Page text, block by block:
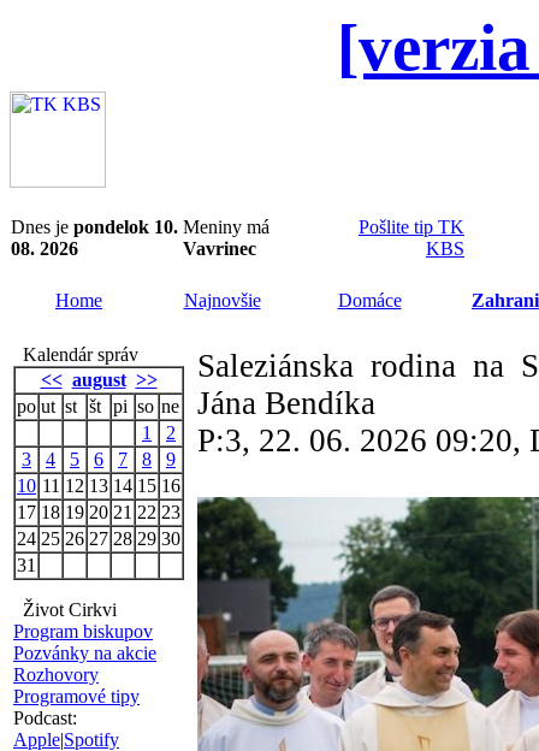
Dnes je pondelok 10.
08. 2026
Meniny má
Vavrinec
Pošlite tip TK
KBS
Home Najnovšie Domáce
Kalendár správ
<< august >>
po ut st št pi so ne
1
2
3
4 5 6 7 8
9
10 11 12 13 14 15 16
17 18 19 20 21 22 23
24 25 26 27 28 29 30
31
Život Cirkvi
Program biskupov
Pozvánky na akcie
Rozhovory
Programové tipy
Podcast:
Apple|Spotify
Saleziánska rodina na
Jána Bendíka
P:3, 22. 06. 2026 09:20,